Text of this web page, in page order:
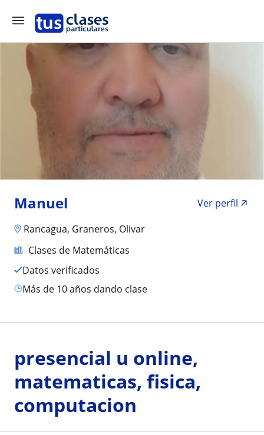
Manuel
Ver perfil
Rancagua, Graneros, Olivar
Clases de Matemáticas
Datos verificados
más de 10 años dando clase
presencial u online,
matematicas, fisica,
computacion